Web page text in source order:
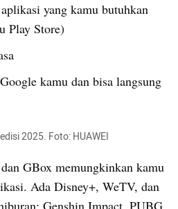
yang kamu butuhkan
Play Store)
kamu dan bisa langsung
2025. Foto: HUAWEI
GBox memungkinkan kamu
Ada Disney+, WeTV, dan
Genshin Impact, PUBG